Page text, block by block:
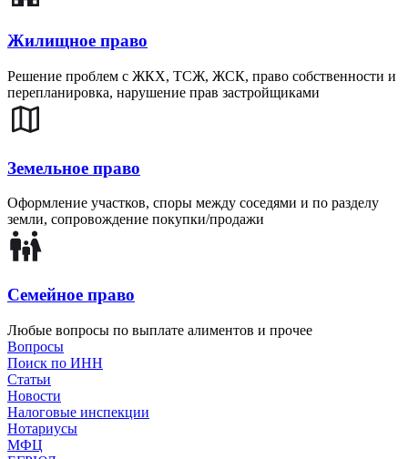
Жилищное право
Решение проблем с ЖКХ, ТСЖ, ЖСК, право собственности и
перепланировка, нарушение прав застройщиками
Земельное право
Оформление участков, споры между соседями и по разделу
земли, сопровождение покупки/продажи
Семейное право
Любые вопросы по выплате алиментов и прочее
Вопросы
Поиск по ИНН
Статьи
Новости
Налоговые инспекции
Нотариусы
МФЦ